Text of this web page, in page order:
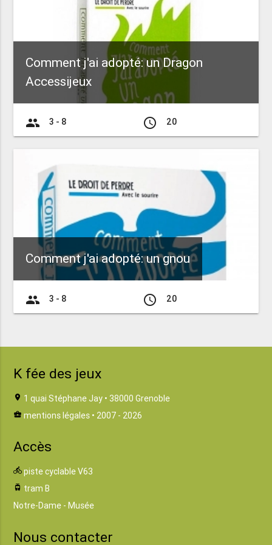
Comment j'ai adopté: un Dragon
Accessijeux
group 3 - 8 access_time 20
Comment j'ai adopté: un gnou
group 3 - 8 access_time 20
K fée des jeux
location_on 1 quai Stéphane Jay • 38000 Grenoble
business_center mentions légales • 2007 - 2026
Accès
directions_bike piste cyclable V63
tram tram B
Notre-Dame - Musée
Nous contacter